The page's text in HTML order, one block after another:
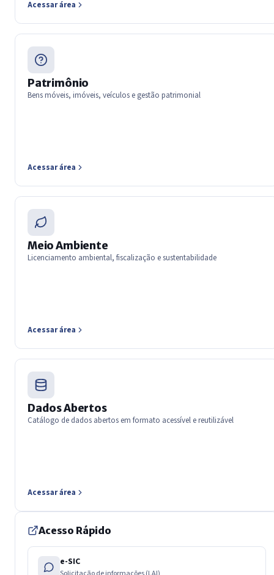
Acessar área
Patrimônio
Bens móveis, imóveis, veículos e gestão patrimonial
Acessar área
Meio Ambiente
Licenciamento ambiental, fiscalização e sustentabilidade
Acessar área
Dados Abertos
Catálogo de dados abertos em formato acessível e reutilizável
Acessar área
Acesso Rápido
e-SIC